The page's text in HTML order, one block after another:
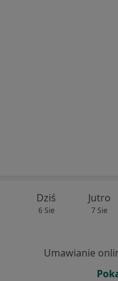
Dziś
6 Sie
Jutro
7 Sie
Umawianie